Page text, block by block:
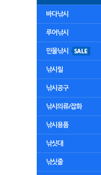
바다낚시
루어낚시
민물낚시
낚시릴
낚시공구
낚시의류/잡화
낚시용품
낚싯대
낚싯줄